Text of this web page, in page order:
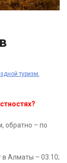
туризм,
обратно – по
в Алматы – 03.10;